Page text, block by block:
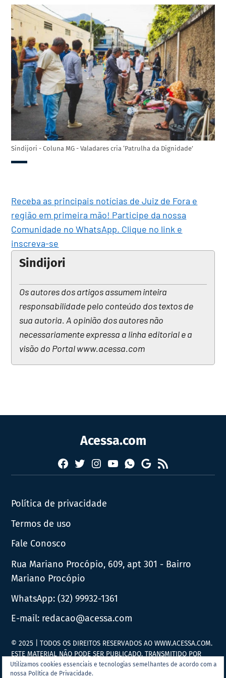
Sindijori - Coluna MG - Valadares cria ‘Patrulha da Dignidade’
Receba as principais notícias de Juiz de Fora e
região em primeira mão! Participe da nossa
Comunidade no WhatsApp. Clique no link e
inscreva-se
Sindijori
Os autores dos artigos assumem inteira
responsabilidade pelo conteúdo dos textos de
sua autoria. A opinião dos autores não
necessariamente expressa a linha editorial e a
visão do Portal www.acessa.com
Acessa.com
Facebook
TwitterInstagram
YouTubeWhatsapp
Google
News
RSS
Política de privacidade
Termos de uso
Fale Conosco
Rua Mariano Procópio, 609, apt 301 - Bairro
Mariano Procópio
WhatsApp:(32) 99932-1361
E-mail: redacao@acessa.com
Utilizamos cookies essenciais e tecnologias semelhantes de acordo com a
nossa Política de Privacidade.
© 2025 | TODOS OS DIREITOS RESERVADOS AO WWW.ACESSA.COM.
ESTE MATERIAL NÃO PODE SER PUBLICADO, TRANSMITIDO POR
BROADCAST, REESCRITO OU REDISTRIBUÍDO SEM PRÉVIA
AUTORIZAÇÃO.